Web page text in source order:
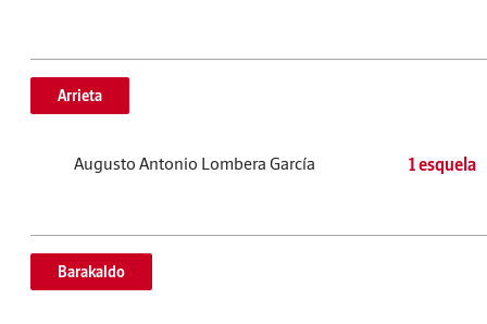
Arrieta
Augusto Antonio Lombera García 1 esquela
Barakaldo